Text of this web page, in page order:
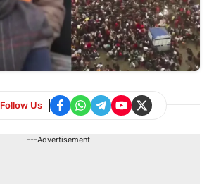
Follow Us
---Advertisement---